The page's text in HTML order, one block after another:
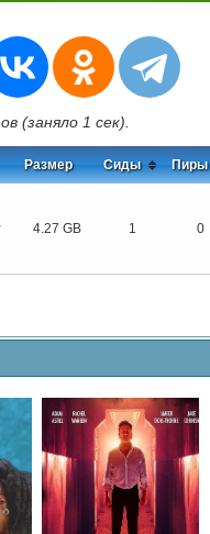
(заняло 1 сек).
Размер Сиды Пиры
4.27 GB 1 0